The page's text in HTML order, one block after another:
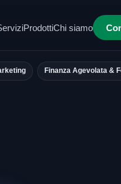
ProdottiChi siamo
Finanza Agevolata &